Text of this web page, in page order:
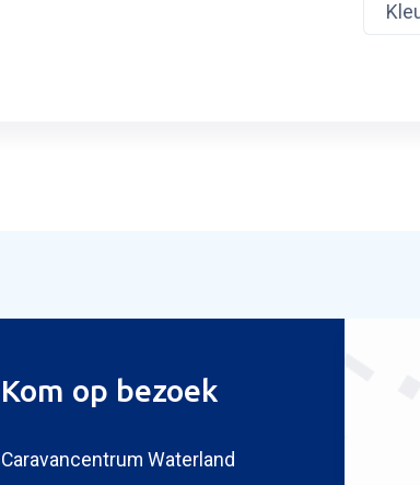
Kom op bezoek
Caravancentrum Waterland